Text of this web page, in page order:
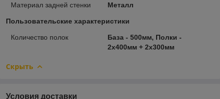
Материал задней стенки
Металл
Пользовательские характеристики
Количество полок
База - 500мм, Полки -
2х400мм + 2х300мм
Скрыть
Условия доставки